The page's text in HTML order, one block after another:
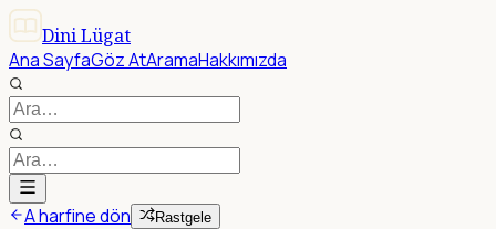
Dini Lügat
Ana SayfaGöz AtAramaHakkımızda
A harfine dön Rastgele